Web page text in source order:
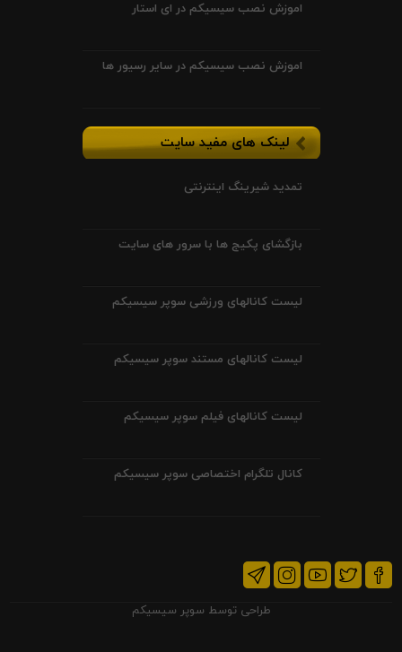
اموزش نصب سیسیکم در ای استار
اموزش نصب سیسیکم در سایر رسیور ها
لینک های مفید سایت
تمدید شیرینگ اینترنتی
بازگشای پکیج ها با سرور های سایت
لیست کانالهای ورزشی سوپر سیسیکم
لیست کانالهای مستند سوپر سیسیکم
لیست کانالهای فیلم سوپر سیسیکم
کانال تلگرام اختصاصی سوپر سیسیکم
طراحی توسط سوپر سیسیکم